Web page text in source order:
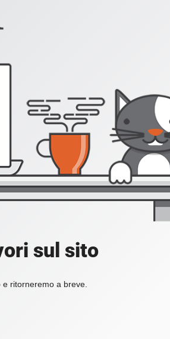
sul sito
ritorneremo a breve.